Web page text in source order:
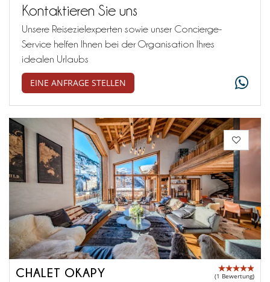
Kontaktieren Sie uns
Unsere Reisezielexperten sowie unser Concierge-
Service helfen Ihnen bei der Organisation Ihres
idealen Urlaubs
EINE ANFRAGE STELLEN
CHALET OKAPY (1 Bewertung)